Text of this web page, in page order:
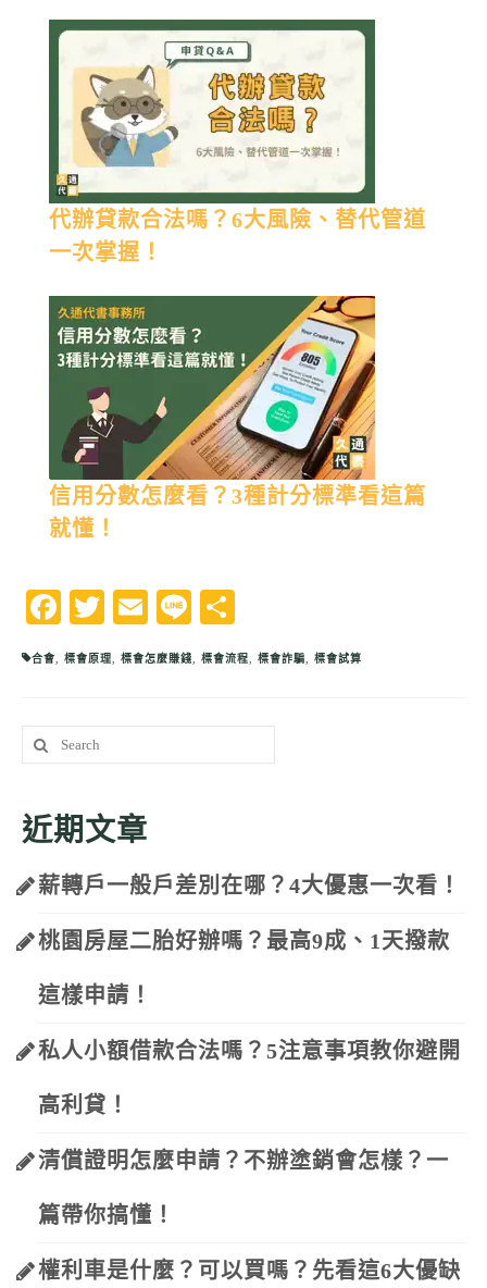
代辦貸款合法嗎？6大風險、替代管道
一次掌握！
信用分數怎麼看？3種計分標準看這篇
就懂！
Facebook
Twitter
EmailLine
享
合會 標會原理 標會怎麼賺錢 標會流程 標會詐騙 標會試算
Search
for:
近期文章
薪轉戶一般戶差別在哪？4大優惠一次看！
桃園房屋二胎好辦嗎？最高9成、1天撥款
這樣申請！
私人小額借款合法嗎？5注意事項教你避開
高利貸！
清償證明怎麼申請？不辦塗銷會怎樣？一
篇帶你搞懂！
權利車是什麼？可以買嗎？先看這6大優缺